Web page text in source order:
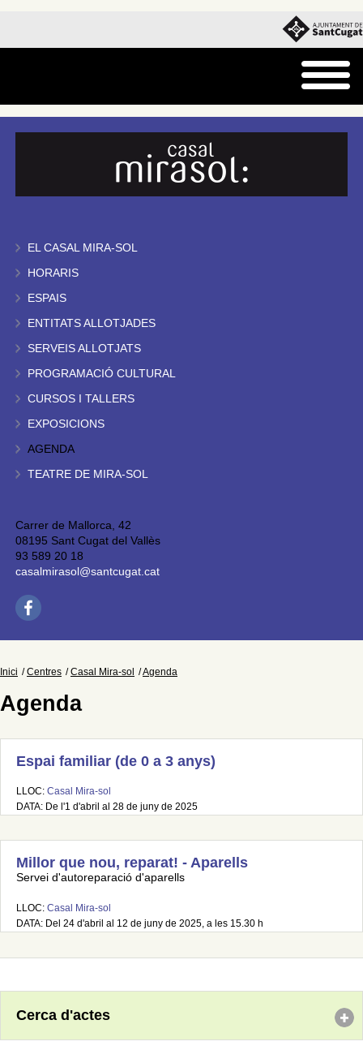
EL CASAL MIRA-SOL
HORARIS
ESPAIS
ENTITATS ALLOTJADES
SERVEIS ALLOTJATS
PROGRAMACIÓ CULTURAL
CURSOS I TALLERS
EXPOSICIONS
AGENDA
TEATRE DE MIRA-SOL
Carrer de Mallorca, 42
08195 Sant Cugat del Vallès
93 589 20 18
casalmirasol@santcugat.cat
Inici Centres Casal Mira-sol Agenda
Agenda
Espai familiar (de 0 a 3 anys)
LLOC: Casal Mira-sol
DATA: De l'1 d'abril al 28 de juny de 2025
Millor que nou, reparat! - Aparells
Servei d'autoreparació d'aparells
LLOC: Casal Mira-sol
DATA: Del 24 d'abril al 12 de juny de 2025, a les 15.30 h
Cerca d'actes